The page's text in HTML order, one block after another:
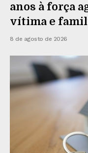
anos à força
vítima e
8 de agosto de 2026